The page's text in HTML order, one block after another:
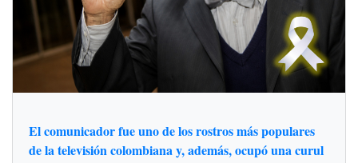
El comunicador fue uno de los rostros más populares
de la televisión colombiana y, además, ocupó una curul